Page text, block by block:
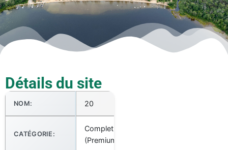
Détails du site
NOM: 20
CATÉGORIE:
Complet
(Premium)